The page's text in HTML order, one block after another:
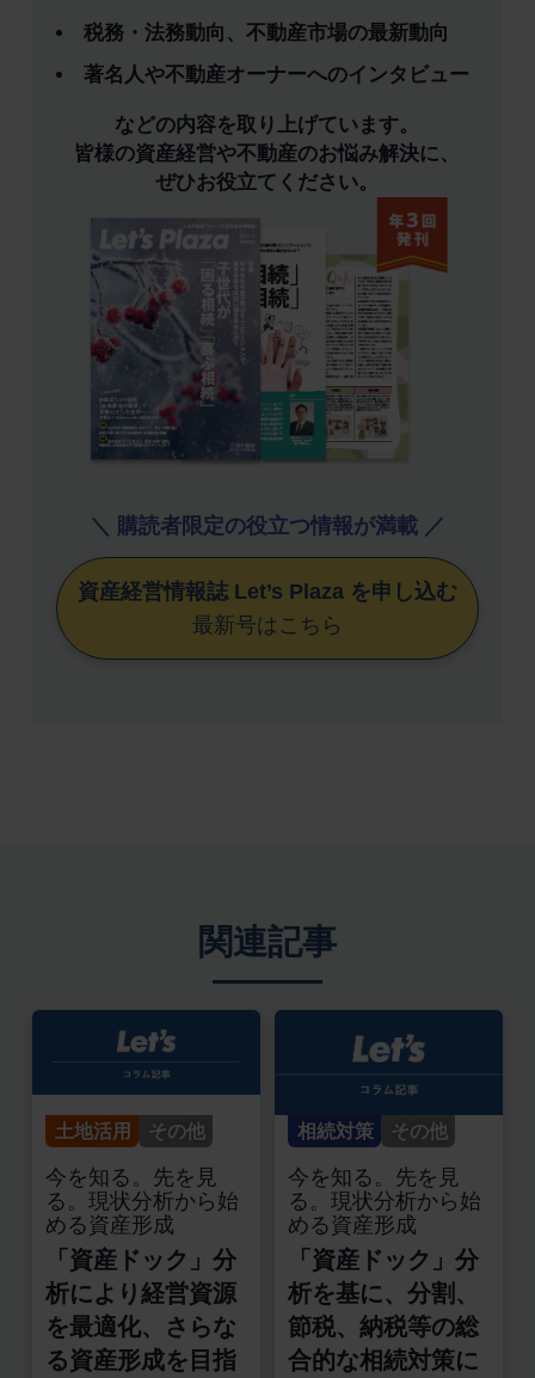
税務・法務動向、不動産市場の最新動向
著名人や不動産オーナーへのインタビュー
などの内容を取り上げています。
皆様の資産経営や不動産のお悩み解決に、
ぜひお役立てください。
＼ 購読者限定の役立つ情報が満載 ／
資産経営情報誌 Let’s Plaza を申し込む
最新号はこちら
関連記事
土地活用 その他
今を知る。先を見
る。現状分析から始
める資産形成
「資産ドック」分
析により経営資源
を最適化、さらな
る資産形成を目指
相続対策 その他
今を知る。先を見
る。現状分析から始
める資産形成
「資産ドック」分
析を基に、分割、
節税、納税等の総
合的な相続対策に